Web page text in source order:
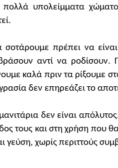
υπολείμματα
πρέπει να
αντί να ροδίσουν.
καλά πριν τα ρίξουμε
δεν επηρεάζει το
δεν είναι απόλυτος.
τους και στη χρήση που
χωρίς περιττούς